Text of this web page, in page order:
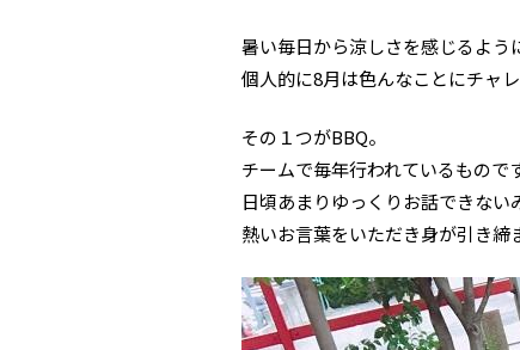
暑い毎日から涼しさを感じるよう
個人的に8月は色んなことにチャ
その１つがBBQ。
チームで毎年行われているもので
日頃あまりゆっくりお話できない
熱いお言葉をいただき身が引き締